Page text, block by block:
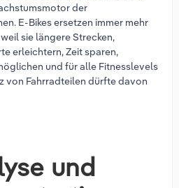
der
E-Bikes ersetzen immer mehr
sie längere Strecken,
erleichtern, Zeit sparen,
und für alle Fitnesslevels
von Fahrradteilen dürfte davon
und